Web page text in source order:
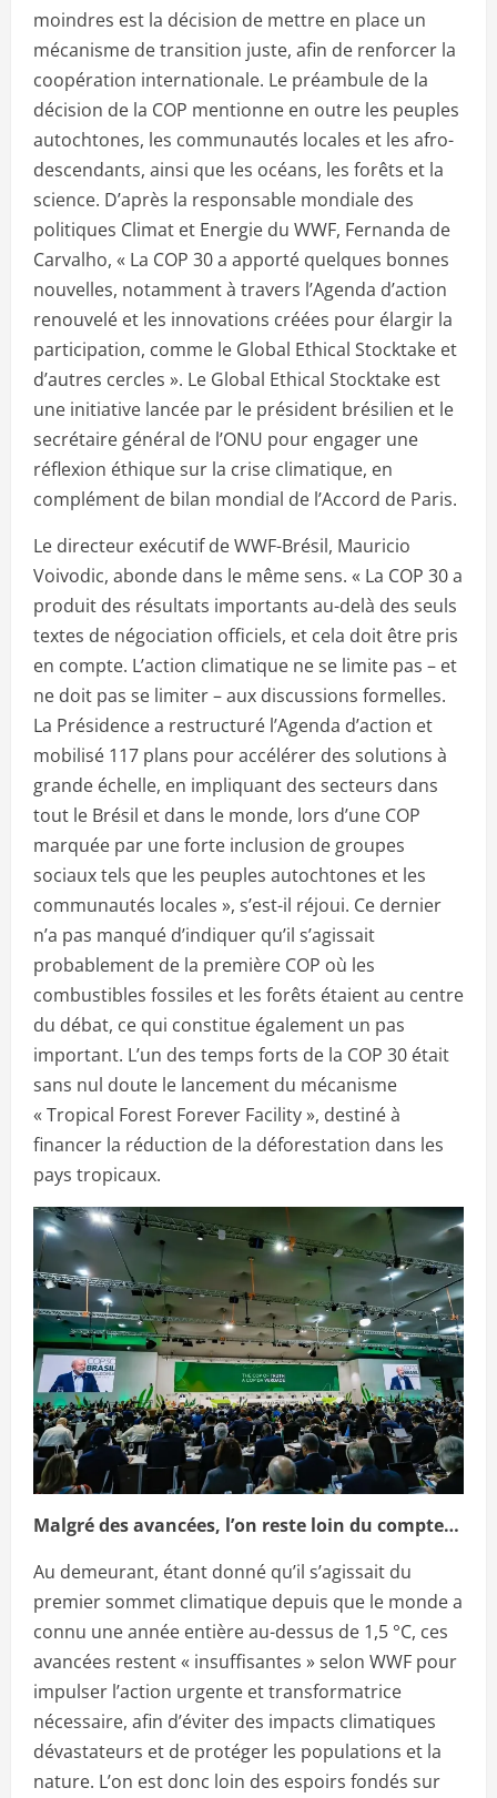
moindres est la décision de mettre en place un
mécanisme de transition juste, afin de renforcer la
coopération internationale. Le préambule de la
décision de la COP mentionne en outre les peuples
autochtones, les communautés locales et les afro-
descendants, ainsi que les océans, les forêts et la
science. D’après la responsable mondiale des
politiques Climat et Energie du WWF, Fernanda de
Carvalho, « La COP 30 a apporté quelques bonnes
nouvelles, notamment à travers l’Agenda d’action
renouvelé et les innovations créées pour élargir la
participation, comme le Global Ethical Stocktake et
d’autres cercles ». Le Global Ethical Stocktake est
une initiative lancée par le président brésilien et le
secrétaire général de l’ONU pour engager une
réflexion éthique sur la crise climatique, en
complément de bilan mondial de l’Accord de Paris.
Le directeur exécutif de WWF-Brésil, Mauricio
Voivodic, abonde dans le même sens. « La COP 30 a
produit des résultats importants au-delà des seuls
textes de négociation officiels, et cela doit être pris
en compte. L’action climatique ne se limite pas – et
ne doit pas se limiter – aux discussions formelles.
La Présidence a restructuré l’Agenda d’action et
mobilisé 117 plans pour accélérer des solutions à
grande échelle, en impliquant des secteurs dans
tout le Brésil et dans le monde, lors d’une COP
marquée par une forte inclusion de groupes
sociaux tels que les peuples autochtones et les
communautés locales », s’est-il réjoui. Ce dernier
n’a pas manqué d’indiquer qu’il s’agissait
probablement de la première COP où les
combustibles fossiles et les forêts étaient au centre
du débat, ce qui constitue également un pas
important. L’un des temps forts de la COP 30 était
sans nul doute le lancement du mécanisme
« Tropical Forest Forever Facility », destiné à
financer la réduction de la déforestation dans les
pays tropicaux.
Malgré des avancées, l’on reste loin du compte…
Au demeurant, étant donné qu’il s’agissait du
premier sommet climatique depuis que le monde a
connu une année entière au-dessus de 1,5 °C, ces
avancées restent « insuffisantes » selon WWF pour
impulser l’action urgente et transformatrice
nécessaire, afin d’éviter des impacts climatiques
dévastateurs et de protéger les populations et la
nature. L’on est donc loin des espoirs fondés sur